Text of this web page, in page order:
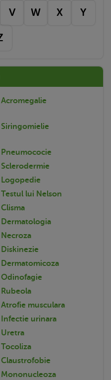
V W X Y
Acromegalie
Siringomielie
Pneumococie
Sclerodermie
Logopedie
Testul lui Nelson
Clisma
Dermatologia
Necroza
Diskinezie
Dermatomicoza
Odinofagie
Rubeola
Atrofie musculara
Infectie urinara
Uretra
Tocoliza
Claustrofobie
Mononucleoza